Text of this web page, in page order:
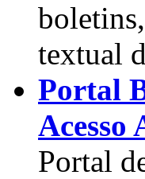
textual
Portal
Acesso
Portal